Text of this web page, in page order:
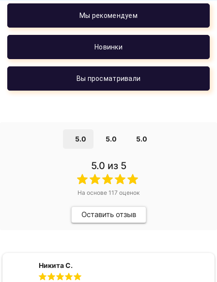
Мы рекомендуем
Новинки
Вы просматривали
5.0 5.0
5.0 из 5
На основе 117 оценок
Оставить отзыв
Никита С.